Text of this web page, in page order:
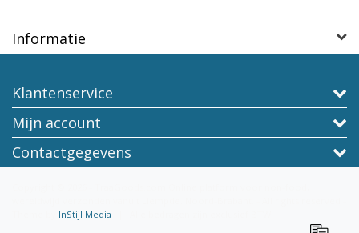
Informatie
Klantenservice
Mijn account
Contactgegevens
InStijl Media